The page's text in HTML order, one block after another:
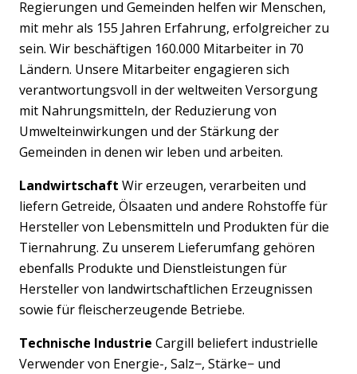
Regierungen und Gemeinden helfen wir Menschen,
mit mehr als 155 Jahren Erfahrung, erfolgreicher zu
sein. Wir beschäftigen 160.000 Mitarbeiter in 70
Ländern. Unsere Mitarbeiter engagieren sich
verantwortungsvoll in der weltweiten Versorgung
mit Nahrungsmitteln, der Reduzierung von
Umwelteinwirkungen und der Stärkung der
Gemeinden in denen wir leben und arbeiten.
Landwirtschaft Wir erzeugen, verarbeiten und
liefern Getreide, Ölsaaten und andere Rohstoffe für
Hersteller von Lebensmitteln und Produkten für die
Tiernahrung. Zu unserem Lieferumfang gehören
ebenfalls Produkte und Dienstleistungen für
Hersteller von landwirtschaftlichen Erzeugnissen
sowie für fleischerzeugende Betriebe.
Technische Industrie Cargill beliefert industrielle
Verwender von Energie-, Salz−, Stärke− und